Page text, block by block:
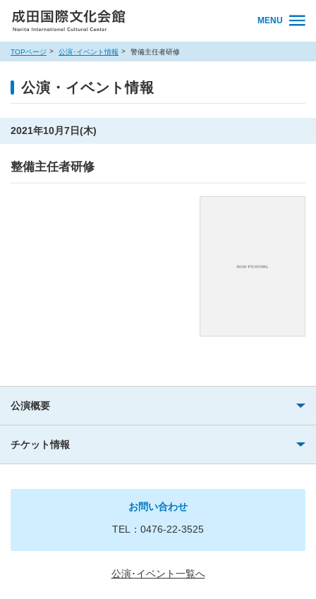
MENU
TOPページ 公演･イベント情報 警備主任者研修
公演・イベント情報
2021年10月7日(木)
整備主任者研修
公演概要
チケット情報
お問い合わせ
TEL：0476-22-3525
公演･イベント一覧へ